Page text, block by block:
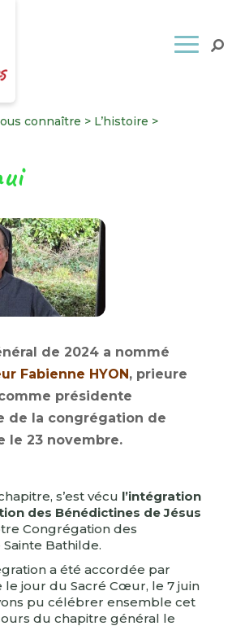
connaître > L’histoire >
de 2024 a nommé
Fabienne HYON , prieure
présidente
de la congrégation de
le 23 novembre.
s’est vécu l’intégration
des Bénédictines de Jésus
Congrégation des
Bathilde.
a été accordée par
jour du Sacré Cœur, le 7 juin
pu célébrer ensemble cet
du chapitre général le